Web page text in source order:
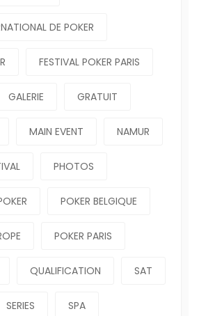
DE POKER
FESTIVAL POKER PARIS
GALERIE GRATUIT
MAIN EVENT NAMUR
PHOTOS
POKER BELGIQUE
POKER PARIS
QUALIFICATION SAT
SERIES SPA